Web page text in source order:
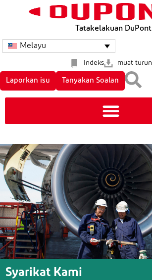
Tatakelakuan DuPont
Melayu
Indeks muat turun
Laporkan isu Tanyakan Soalan
Syarikat Kami